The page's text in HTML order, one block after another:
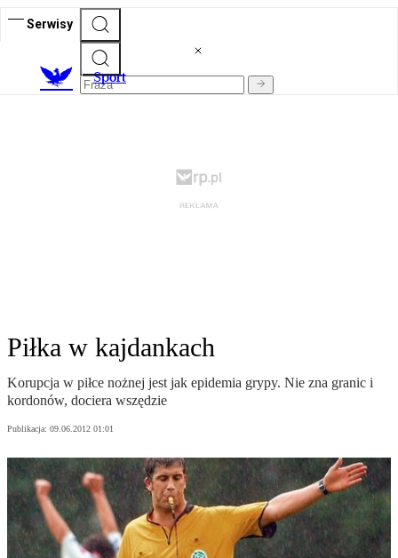
Serwisy
Sport
Piłka w kajdankach
Korupcja w piłce nożnej jest jak epidemia grypy. Nie zna granic i
kordonów, dociera wszędzie
Publikacja: 09.06.2012 01:01